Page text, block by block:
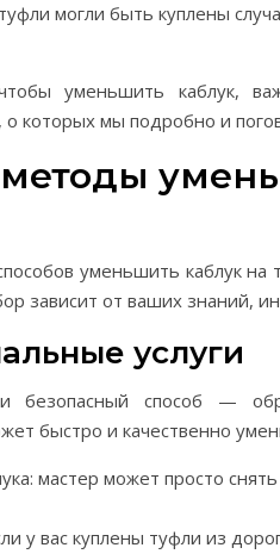
могли быть куплены
уменьшить каблук,
о которых мы подробно и
уменьшить каблук
зависит от ваших знаний,
услуги
безопасный способ —
быстро и качественно
мастер может просто
у вас куплены туфли из